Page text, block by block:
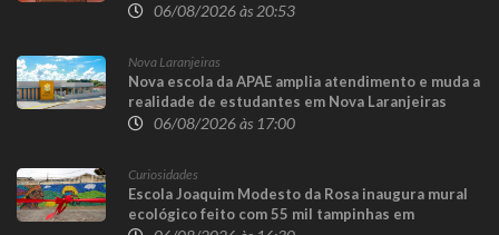
06/08/2026 às 20:53
Nova Laranjeiras
Nova escola da APAE amplia atendimento e muda a
realidade de estudantes em Nova Laranjeiras
06/08/2026 às 17:00
Curiosidades
Escola Joaquim Modesto da Rosa inaugura mural
ecológico feito com 55 mil tampinhas em